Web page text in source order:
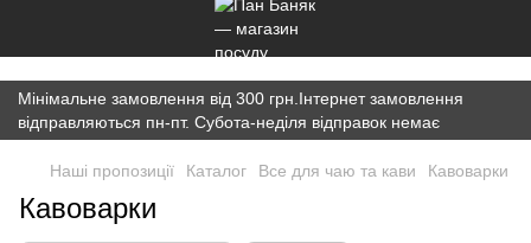
})(window,document,'script','dataLayer','GTM-K7JWBM2W');
Мінімальне замовлення від 300 грн.Інтернет замовлення
відправляються пн-пт. Субота-неділя відправок немає
Наші пропозиції Каталог Все для чаю та кави Кавоварки
Кавоварки